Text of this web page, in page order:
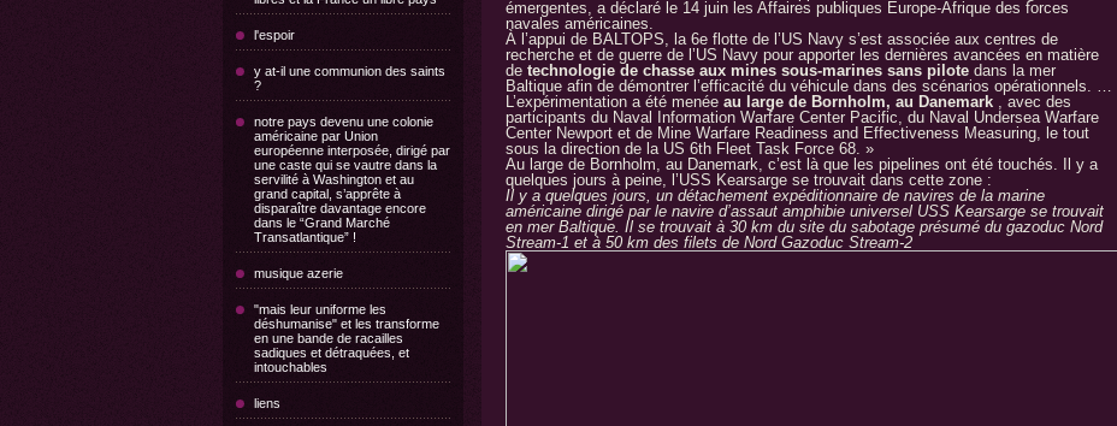
l'espoir
y at-il une communion des saints
?
notre pays devenu une colonie
américaine par Union
européenne interposée, dirigé par
une caste qui se vautre dans la
servilité à Washington et au
grand capital, s’apprête à
disparaître davantage encore
dans le “Grand Marché
Transatlantique” !
musique azerie
"mais leur uniforme les
déshumanise" et les transforme
en une bande de racailles
sadiques et détraquées, et
intouchables
liens
émergentes, a déclaré le 14 juin les Affaires publiques Europe-Afrique des forces
navales américaines.
À l’appui de BALTOPS, la 6e flotte de l’US Navy s’est associée aux centres de
recherche et de guerre de l’US Navy pour apporter les dernières avancées en matière
de technologie de chasse aux mines sous-marines sans pilotedans la mer
Baltique afin de démontrer l’efficacité du véhicule dans des scénarios opérationnels. …
L’expérimentation a été menée au large de Bornholm, au Danemark, avec des
participants du Naval Information Warfare Center Pacific, du Naval Undersea Warfare
Center Newport et de Mine Warfare Readiness and Effectiveness Measuring, le tout
sous la direction de la US 6th Fleet Task Force 68. »
Au large de Bornholm, au Danemark, c’est là que les pipelines ont été touchés. Il y a
quelques jours à peine, l’USS Kearsarge se trouvait dans cette zone :
Il y a quelques jours, un détachement expéditionnaire de navires de la marine
américaine dirigé par le navire d’assaut amphibie universel USS Kearsarge se trouvait
en mer Baltique. Il se trouvait à 30 km du site du sabotage présumé du gazoduc Nord
Stream-1 et à 50 km des filets de Nord Gazoduc Stream-2